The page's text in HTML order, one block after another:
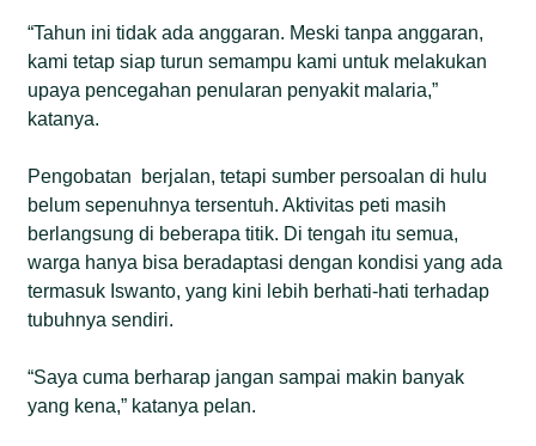
“Tahun ini tidak ada anggaran. Meski tanpa anggaran,
kami tetap siap turun semampu kami untuk melakukan
upaya pencegahan penularan penyakit malaria,”
katanya.
Pengobatan berjalan, tetapi sumber persoalan di hulu
belum sepenuhnya tersentuh. Aktivitas peti masih
berlangsung di beberapa titik. Di tengah itu semua,
warga hanya bisa beradaptasi dengan kondisi yang ada
termasuk Iswanto, yang kini lebih berhati-hati terhadap
tubuhnya sendiri.
“Saya cuma berharap jangan sampai makin banyak
yang kena,” katanya pelan.